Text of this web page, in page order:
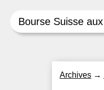
Bourse Suisse
Archives →